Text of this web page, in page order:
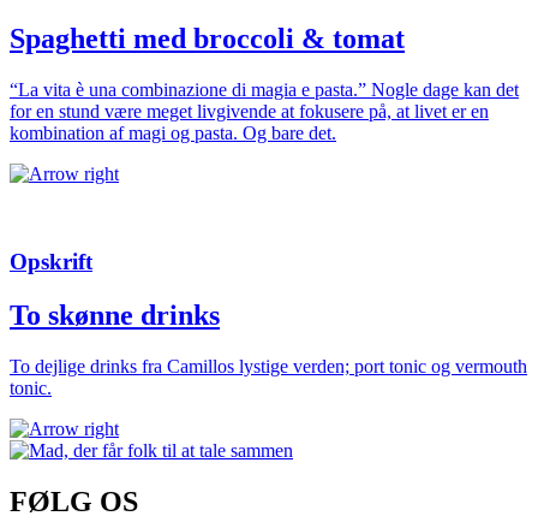
Spaghetti med broccoli & tomat
“La vita è una combinazione di magia e pasta.” Nogle dage kan det
for en stund være meget livgivende at fokusere på, at livet er en
kombination af magi og pasta. Og bare det.
Opskrift
To skønne drinks
To dejlige drinks fra Camillos lystige verden; port tonic og vermouth
tonic.
FØLG OS